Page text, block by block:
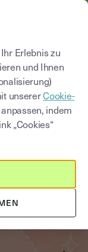
Saisissez un terme
Erlebnis zu
und Ihnen
unsererCookie-
indem
„Cookies“